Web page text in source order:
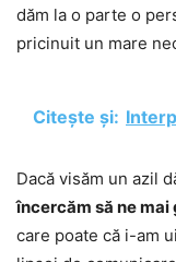
dăm la o parte o
pricinuit un mare
Citește și:
Dacă visăm un azil
încercăm să ne mai
care poate că i-am